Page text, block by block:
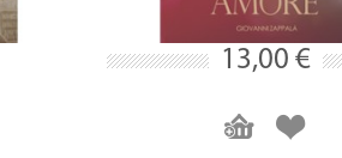
13,00 €